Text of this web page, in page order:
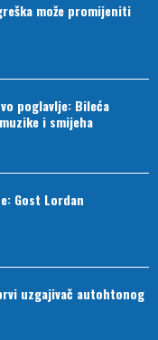
može promijeniti
poglavlje: Bileća
i smijeha
Gost Lordan
uzgajivač autohtonog